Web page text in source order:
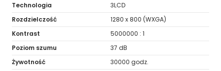
Technologia
3LCD
Rozdzielczość
1280 x 800 (WXGA)
Kontrast
5000000 : 1
Poziom szumu
37 dB
Żywotność
30000 godz.